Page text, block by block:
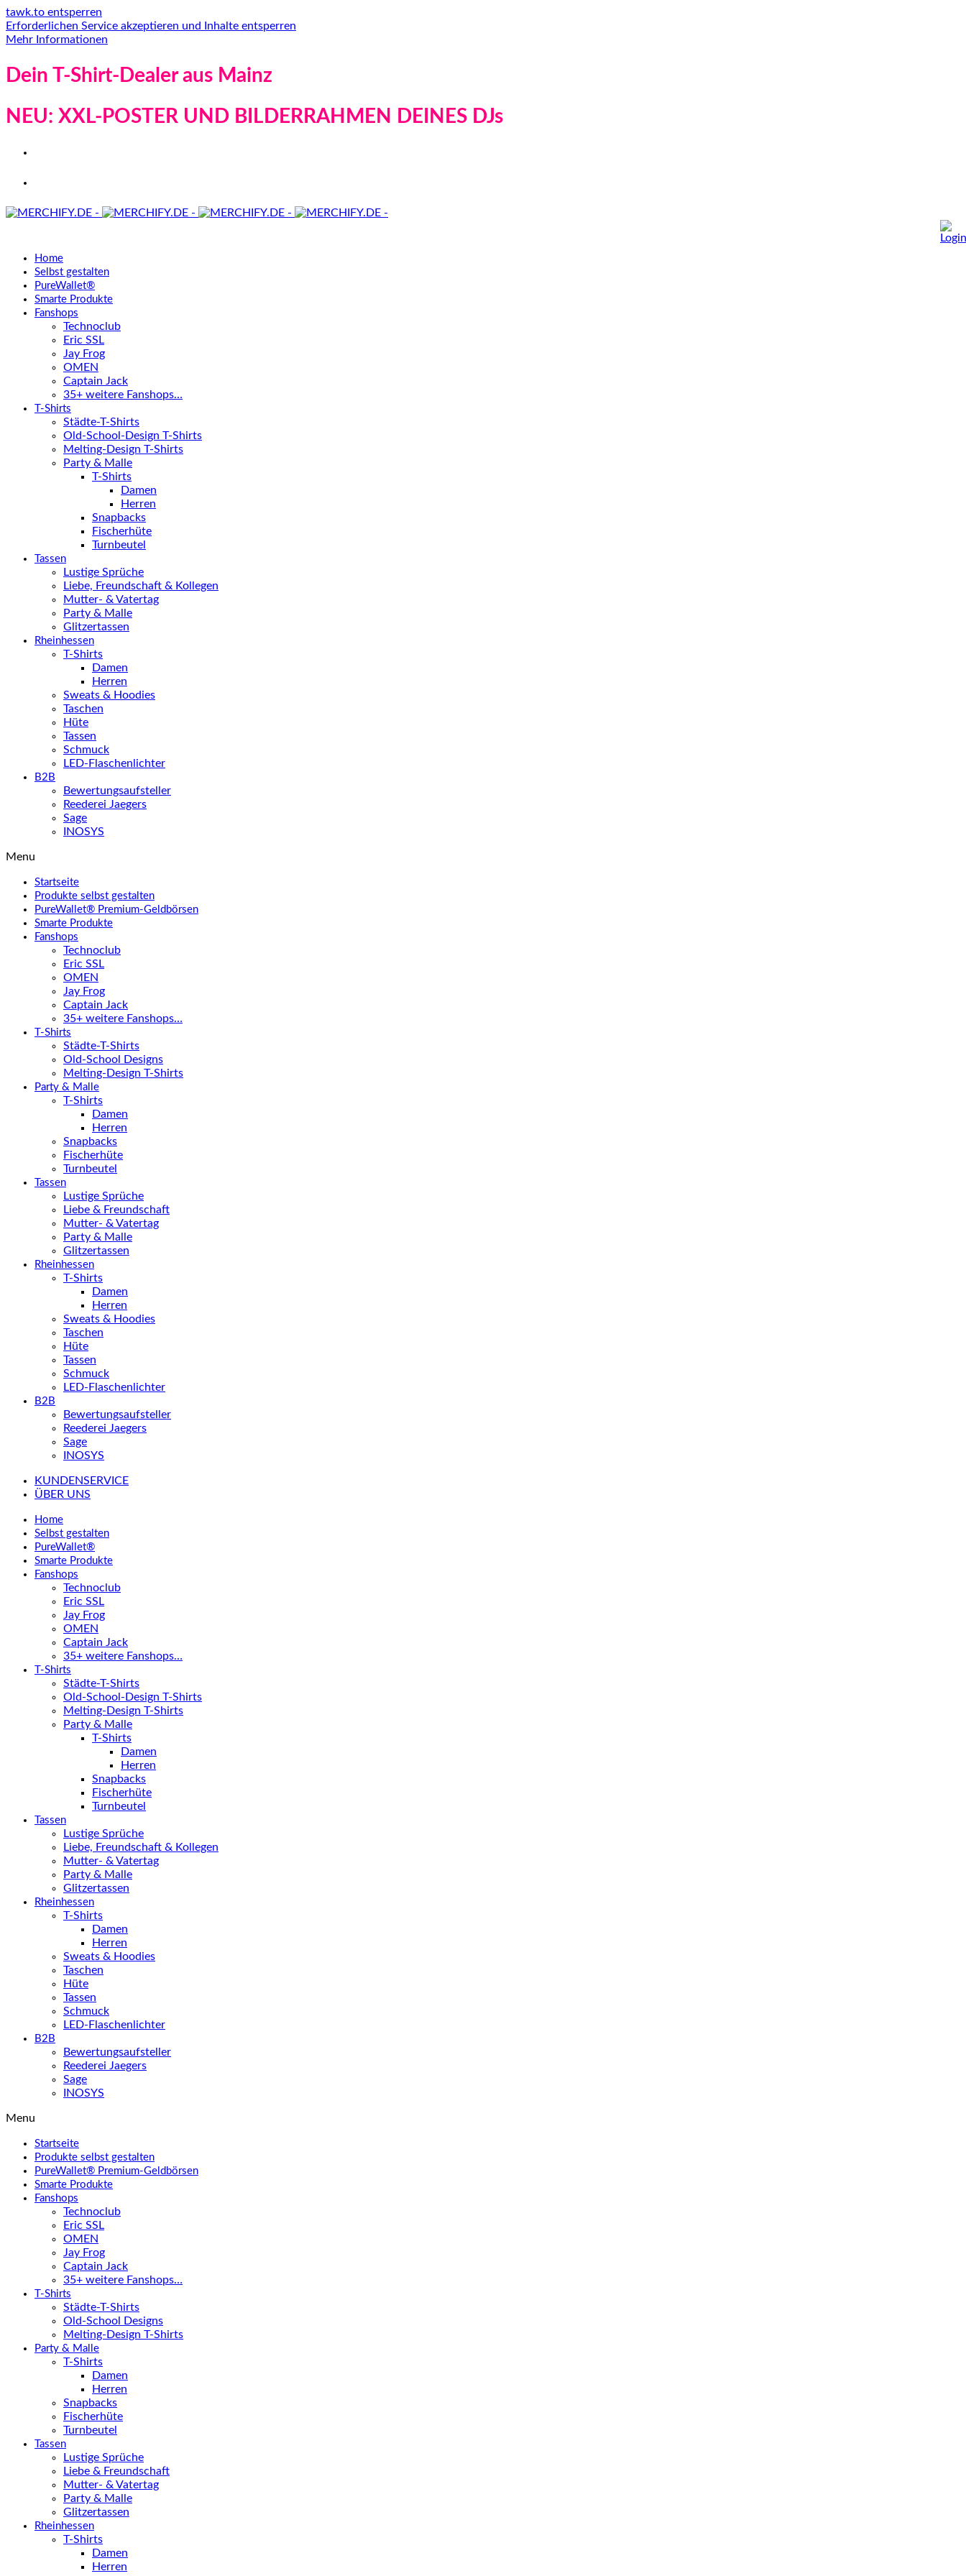
tawk.to entsperren
Erforderlichen Service akzeptieren und Inhalte entsperren
Mehr Informationen
Dein T-Shirt-Dealer aus Mainz
NEU: XXL-POSTER UND BILDERRAHMEN DEINES DJs
Home
Selbst gestalten
PureWallet®
Smarte Produkte
Fanshops
Technoclub
Eric SSL
Jay Frog
OMEN
Captain Jack
35+ weitere Fanshops…
T-Shirts
Städte-T-Shirts
Old-School-Design T-Shirts
Melting-Design T-Shirts
Party & Malle
T-Shirts
Damen
Herren
Snapbacks
Fischerhüte
Turnbeutel
Tassen
Lustige Sprüche
Liebe, Freundschaft & Kollegen
Mutter- & Vatertag
Party & Malle
Glitzertassen
Rheinhessen
T-Shirts
Damen
Herren
Sweats & Hoodies
Taschen
Hüte
Tassen
Schmuck
LED-Flaschenlichter
B2B
Bewertungsaufsteller
Reederei Jaegers
Sage
INOSYS
Menu
Startseite
Produkte selbst gestalten
PureWallet® Premium-Geldbörsen
Smarte Produkte
Fanshops
Technoclub
Eric SSL
OMEN
Jay Frog
Captain Jack
35+ weitere Fanshops…
T-Shirts
Städte-T-Shirts
Old-School Designs
Melting-Design T-Shirts
Party & Malle
T-Shirts
Damen
Herren
Snapbacks
Fischerhüte
Turnbeutel
Tassen
Lustige Sprüche
Liebe & Freundschaft
Mutter- & Vatertag
Party & Malle
Glitzertassen
Rheinhessen
T-Shirts
Damen
Herren
Sweats & Hoodies
Taschen
Hüte
Tassen
Schmuck
LED-Flaschenlichter
B2B
Bewertungsaufsteller
Reederei Jaegers
Sage
INOSYS
KUNDENSERVICE
ÜBER UNS
Home
Selbst gestalten
PureWallet®
Smarte Produkte
Fanshops
Technoclub
Eric SSL
Jay Frog
OMEN
Captain Jack
35+ weitere Fanshops…
T-Shirts
Städte-T-Shirts
Old-School-Design T-Shirts
Melting-Design T-Shirts
Party & Malle
T-Shirts
Damen
Herren
Snapbacks
Fischerhüte
Turnbeutel
Tassen
Lustige Sprüche
Liebe, Freundschaft & Kollegen
Mutter- & Vatertag
Party & Malle
Glitzertassen
Rheinhessen
T-Shirts
Damen
Herren
Sweats & Hoodies
Taschen
Hüte
Tassen
Schmuck
LED-Flaschenlichter
B2B
Bewertungsaufsteller
Reederei Jaegers
Sage
INOSYS
Menu
Startseite
Produkte selbst gestalten
PureWallet® Premium-Geldbörsen
Smarte Produkte
Fanshops
Technoclub
Eric SSL
OMEN
Jay Frog
Captain Jack
35+ weitere Fanshops…
T-Shirts
Städte-T-Shirts
Old-School Designs
Melting-Design T-Shirts
Party & Malle
T-Shirts
Damen
Herren
Snapbacks
Fischerhüte
Turnbeutel
Tassen
Lustige Sprüche
Liebe & Freundschaft
Mutter- & Vatertag
Party & Malle
Glitzertassen
Rheinhessen
T-Shirts
Damen
Herren